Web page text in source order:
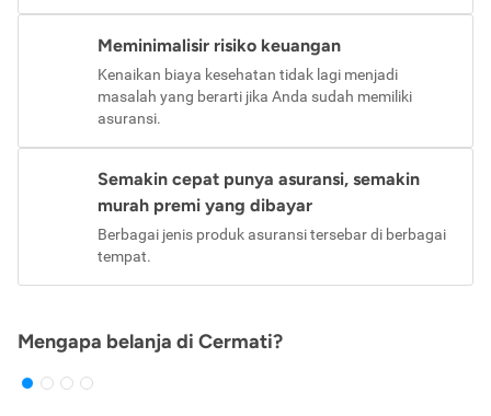
Meminimalisir risiko keuangan
Kenaikan biaya kesehatan tidak lagi menjadi
masalah yang berarti jika Anda sudah memiliki
asuransi.
Semakin cepat punya asuransi, semakin
murah premi yang dibayar
Berbagai jenis produk asuransi tersebar di berbagai
tempat.
Mengapa belanja di Cermati?